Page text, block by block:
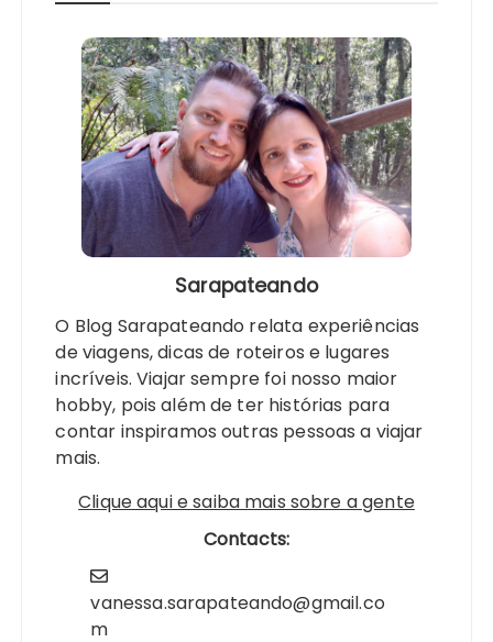
Sarapateando
O Blog Sarapateando relata experiências
de viagens, dicas de roteiros e lugares
incríveis. Viajar sempre foi nosso maior
hobby, pois além de ter histórias para
contar inspiramos outras pessoas a viajar
mais.
Clique aqui e saiba mais sobre a gente
Contacts:
vanessa.sarapateando@gmail.co
m